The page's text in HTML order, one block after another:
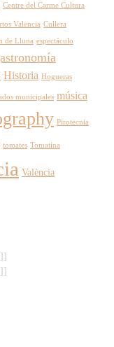
Centre del Carme Cultura
Valencia Cullera
de Lluna espectáculo
Historia Hogueras
municipales música
Pirotecnia
tomates Tomatina
València